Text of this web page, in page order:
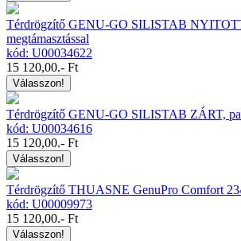
Térdrögzítő GENU-GO SILISTAB
megtámasztással
kód: U00034622
15 120,00.- Ft
Válasszon!
Térdrögzítő GENU-GO SILISTAB ZÁRT,
kód: U00034616
15 120,00.- Ft
Válasszon!
Térdrögzítő THUASNE GenuPro Comfort
kód: U00009973
15 120,00.- Ft
Válasszon!